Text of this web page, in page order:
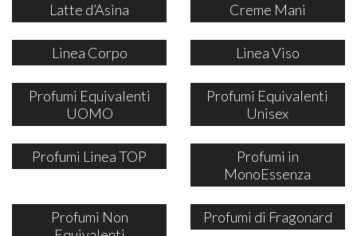
Latte d’Asina Creme Mani
Linea Corpo Linea Viso
Profumi Equivalenti
UOMO
Profumi Equivalenti
Unisex
Profumi Linea TOP
Profumi in
MonoEssenza
Profumi Non
Profumi di Fragonard